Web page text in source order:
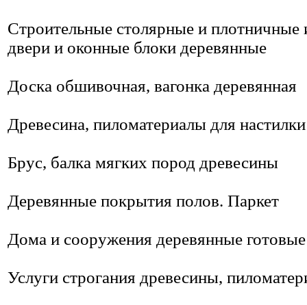
Строительные столярные и плотничные
двери и оконные блоки деревянные
Доска обшивочная, вагонка деревянная
Древесина, пиломатериалы для
Брус, балка мягких пород древесины
Деревянные покрытия полов. Паркет
Дома и сооружения деревянные
Услуги строгания древесины,